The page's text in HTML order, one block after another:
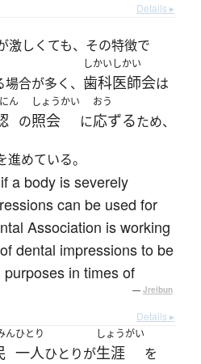
Details ▸
激しくても、その特徴で
合が多く、
しかいしかい
歯科医師会は
ん
の
しょうかい
照会 に
おう
応ずるため、
めている。
a body is severely
can be used for
Association is working
dental impressions to be
in times of
— Jreibun
Details ▸
んひとり
一人ひとりが
しょうがい
生涯 を